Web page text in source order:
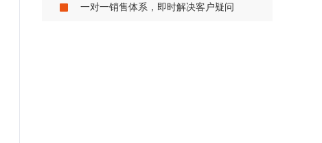
一对一销售体系，即时解决客户疑问